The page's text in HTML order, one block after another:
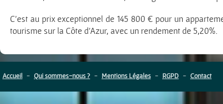
C’est au prix exceptionnel de 145 800 € pour un
tourisme sur la Côte d’Azur, avec un rendement de 5,20%.
Accueil - Qui sommes-nous ? - Mentions Légales - RGPD - Contact